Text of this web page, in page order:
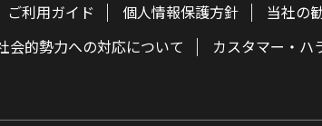
ご利用ガイド 個人情報保護方針
当社の
会的勢力への対応について
カスタマー・ハ